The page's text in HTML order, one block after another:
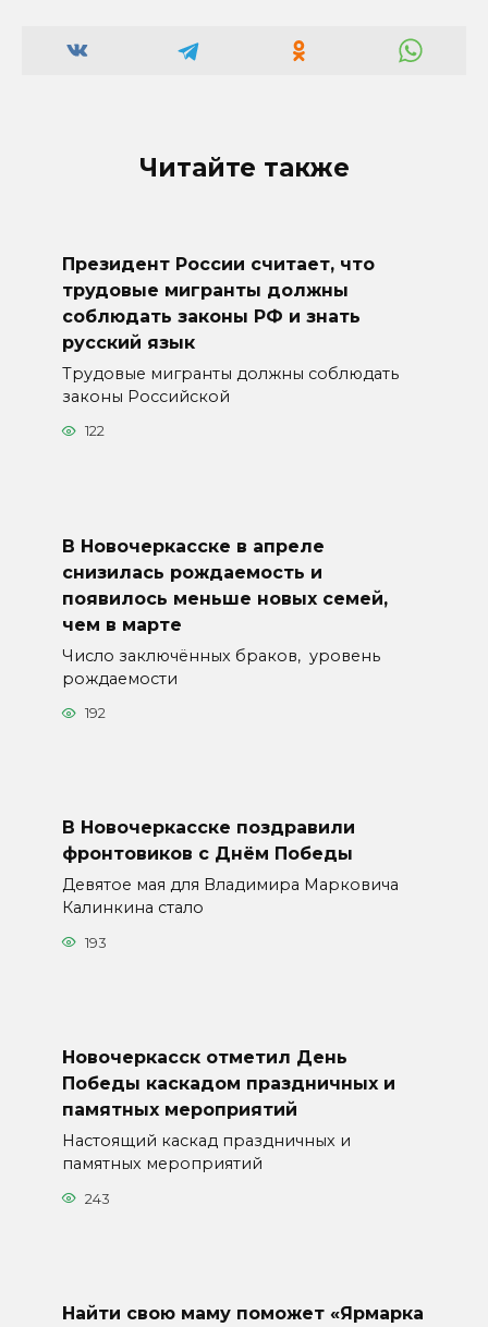
Читайте также
Президент России считает, что
трудовые мигранты должны
соблюдать законы РФ и знать
русский язык
Трудовые мигранты должны соблюдать
законы Российской
122
В Новочеркасске в апреле
снизилась рождаемость и
появилось меньше новых семей,
чем в марте
Число заключённых браков, уровень
рождаемости
192
В Новочеркасске поздравили
фронтовиков с Днём Победы
Девятое мая для Владимира Марковича
Калинкина стало
193
Новочеркасск отметил День
Победы каскадом праздничных и
памятных мероприятий
Настоящий каскад праздничных и
памятных мероприятий
243
Найти свою маму поможет «Ярмарка